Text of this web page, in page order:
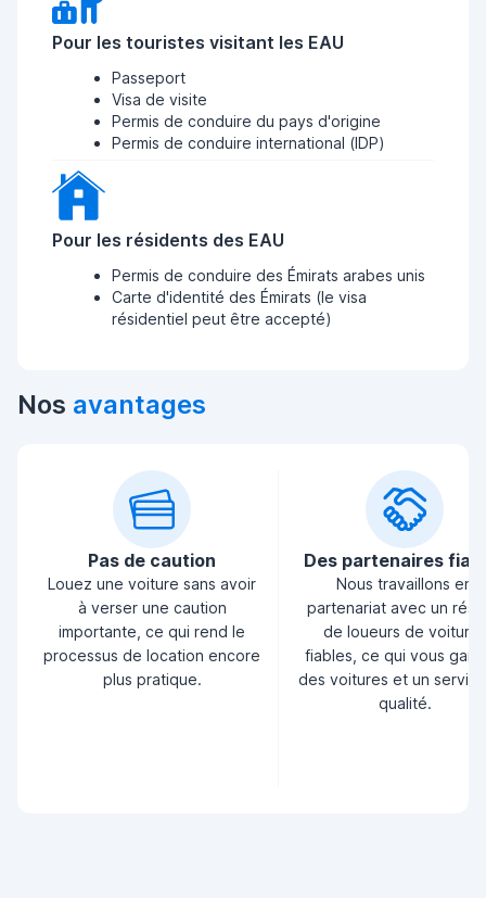
Pour les touristes visitant les EAU
Passeport
Visa de visite
Permis de conduire du pays d'origine
Permis de conduire international (IDP)
Pour les résidents des EAU
Permis de conduire des Émirats arabes unis
Carte d'identité des Émirats (le visa
résidentiel peut être accepté)
Nos avantages
Pas de caution
Louez une voiture sans avoir
à verser une caution
importante, ce qui rend le
processus de location encore
plus pratique.
Des partenaires
Nous travaillons en
partenariat avec un
de loueurs de voitures
fiables, ce qui vous
des voitures et un
qualité.